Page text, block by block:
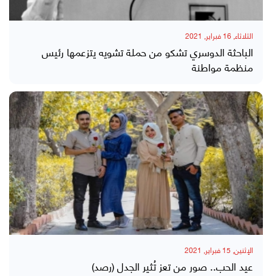
الثلاثاء, 16 فبراير, 2021
الباحثة الدوسري تشكو من حملة تشويه يتزعمها رئيس
منظمة مواطنة
الإثنين, 15 فبراير, 2021
عيد الحب.. صور من تعز تُثير الجدل (رصد)